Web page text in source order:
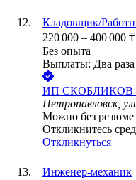
Кладовщик/
220 000 – 400 000 ₸
Без опыта
Выплаты: Два раза
ИП СКОБЛИКОВ
Петропавловск,
Можно без резюме
Откликнитесь
Откликнуться
Инженер-механик